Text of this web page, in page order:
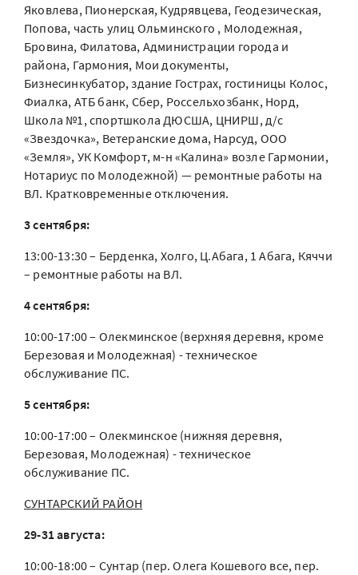
Яковлева, Пионерская, Кудрявцева, Геодезическая,
Попова, часть улиц Ольминского , Молодежная,
Бровина, Филатова, Администрации города и
района, Гармония, Мои документы,
Бизнесинкубатор, здание Гострах, гостиницы Колос,
Фиалка, АТБ банк, Сбер, Россельхозбанк, Норд,
Школа №1, спортшкола ДЮСША, ЦНИРШ, д/с
«Звездочка», Ветеранские дома, Нарсуд, ООО
«Земля», УК Комфорт, м-н «Калина» возле Гармонии,
Нотариус по Молодежной) — ремонтные работы на
ВЛ. Кратковременные отключения.
3 сентября:
13:00-13:30 – Берденка, Холго, Ц.Абага, 1 Абага, Кяччи
– ремонтные работы на ВЛ.
4 сентября:
10:00-17:00 – Олекминское (верхняя деревня, кроме
Березовая и Молодежная) - техническое
обслуживание ПС.
5 сентября:
10:00-17:00 – Олекминское (нижняя деревня,
Березовая, Молодежная) - техническое
обслуживание ПС.
СУНТАРСКИЙ РАЙОН
29-31 августа:
10:00-18:00 – Сунтар (пер. Олега Кошевого все, пер.